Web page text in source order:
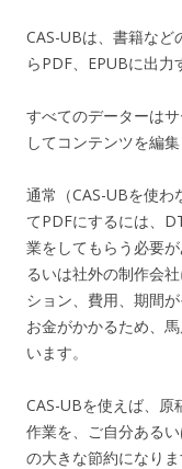
CAS-UBは、書籍など
らPDF、EPUBに出力
すべてのデーターは
してコンテンツを編集
通常（CAS-UBを使わ
てPDFにするには、
業をしてもらう必要
るいは社外の制作会
ション、費用、期間
お金がかかるため、
います。
CAS-UBを使えば、原
作業を、ご自分ある
の大きな節約になり